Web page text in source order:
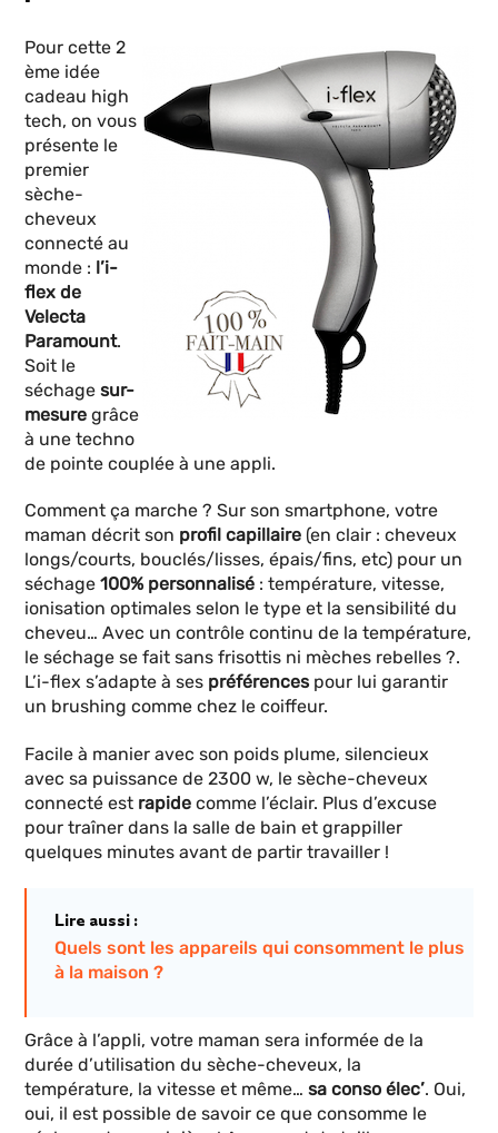
Pour cette 2
ème idée
cadeau high
tech, on vous
présente le
premier
sèche-
cheveux
connecté au
monde : l’i-
flex de
Velecta
Paramount.
Soit le
séchagesur-
mesure grâce
à une techno
de pointe couplée à une appli.
Comment ça marche ? Sur son smartphone, votre
maman décrit son profil capillaire (en clair : cheveux
longs/courts, bouclés/lisses, épais/fins, etc) pour un
séchage100% personnalisé : température, vitesse,
ionisation optimales selon le type et la sensibilité du
cheveu… Avec un contrôle continu de la température,
le séchage se fait sans frisottis ni mèches rebelles ?.
L’i-flex s’adapte à ses préférences pour lui garantir
un brushing comme chez le coiffeur.
Facile à manier avec son poids plume, silencieux
avec sa puissance de 2300 w, le sèche-cheveux
connecté est rapide comme l’éclair. Plus d’excuse
pour traîner dans la salle de bain et grappiller
quelques minutes avant de partir travailler !
Lire aussi :
Quels sont les appareils qui consomment le plus
à la maison ?
Grâce à l’appli, votre maman sera informée de la
durée d’utilisation du sèche-cheveux, la
température, la vitesse et même…sa conso élec’. Oui,
oui, il est possible de savoir ce que consomme le